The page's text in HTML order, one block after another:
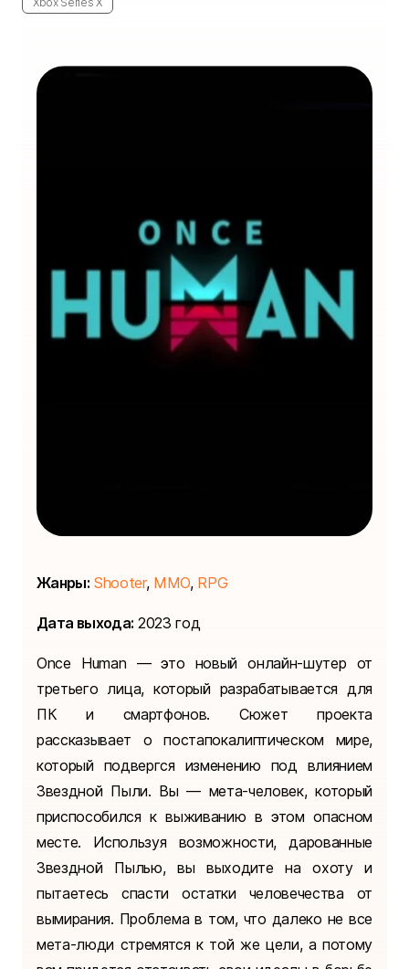
Жанры: Shooter, MMO, RPG
Дата выхода: 2023 год
Once Human — это новый онлайн-шутер от
третьего лица, который разрабатывается для
ПК и смартфонов. Сюжет проекта
рассказывает о постапокалиптическом мире,
который подвергся изменению под влиянием
Звездной Пыли. Вы — мета-человек, который
приспособился к выживанию в этом опасном
месте. Используя возможности, дарованные
Звездной Пылью, вы выходите на охоту и
пытаетесь спасти остатки человечества от
вымирания. Проблема в том, что далеко не все
мета-люди стремятся к той же цели, а потому